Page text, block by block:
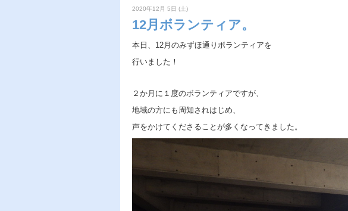
2020年12月 5日 (土)
12月ボランティア。
本日、12月のみずほ通りボランティアを
行いました！
２か月に１度のボランティアですが、
地域の方にも周知されはじめ、
声をかけてくださることが多くなってきました。